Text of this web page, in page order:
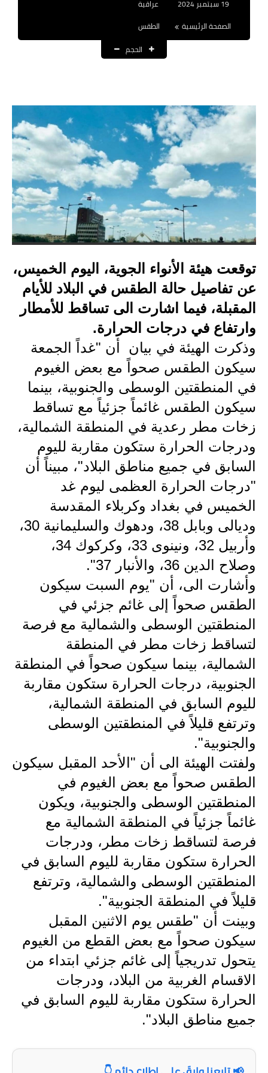
العقود والاجور اليومية
القروض والسلف
المنح المالية
قطع الاراضي
اخبار العراق
الاخبار السياسية
الاخبار الامنية
الاخبار الاقتصادية
الاخبار الرياضية
المدارس
اخبار وقرارات وزارة التربية
نتائج الامتحانات
المرحلة الابتدائية
المرحلة المتوسطة
المرحلة الاعدادية
اسئلة وزارية
المرحلة الابتدائية
المرحلة المتوسطة
المرحلة الاعدادية
مرشحات
المرحلة الابتدائية
المرحلة المتوسطة
المرحلة الاعدادية
كتب مدرسية
المرحلة الابتدائية
المرحلة المتوسطة
المرحلة الاعدادية
ملازم دراسية
المرحلة الابتدائية
المرحلة المتوسطة
المرحلة الاعدادية
المرحلة الابتدائية
المرحلة المتوسطة
مواضيع انشاء
عراقية
الصفحة الرئيسية
الطقس
الحجم
توقعت هيئة الأنواء الجوية، اليوم الخميس،
عن تفاصيل حالة الطقس في البلاد للأيام
المقبلة، فيما اشارت الى تساقط للأمطار
وارتفاع في درجات الحرارة.
وذكرت الهيئة في بيان أن "غداً الجمعة
سيكون الطقس صحواً مع بعض الغيوم
في المنطقتين الوسطى والجنوبية، بينما
سيكون الطقس غائماً جزئياً مع تساقط
زخات مطر رعدية في المنطقة الشمالية،
ودرجات الحرارة ستكون مقاربة لليوم
السابق في جميع مناطق البلاد"، مبيناً أن
"درجات الحرارة العظمى ليوم غد
الخميس في بغداد وكربلاء المقدسة
وديالى وبابل 38، ودهوك والسليمانية 30،
وأربيل 32، ونينوى 33، وكركوك 34،
وصلاح الدين 36، والأنبار 37".
وأشارت الى، أن "يوم السبت سيكون
الطقس صحواً إلى غائم جزئي في
المنطقتين الوسطى والشمالية مع فرصة
لتساقط زخات مطر في المنطقة
الشمالية، بينما سيكون صحواً في المنطقة
الجنوبية، درجات الحرارة ستكون مقاربة
لليوم السابق في المنطقة الشمالية،
وترتفع قليلاً في المنطقتين الوسطى
والجنوبية".
ولفتت الهيئة الى أن "الأحد المقبل سيكون
الطقس صحواً مع بعض الغيوم في
المنطقتين الوسطى والجنوبية، ويكون
غائماً جزئياً في المنطقة الشمالية مع
فرصة لتساقط زخات مطر، ودرجات
الحرارة ستكون مقاربة لليوم السابق في
المنطقتين الوسطى والشمالية، وترتفع
قليلاً في المنطقة الجنوبية".
وبينت أن "طقس يوم الاثنين المقبل
سيكون صحواً مع بعض القطع من الغيوم
يتحول تدريجياً إلى غائم جزئي ابتداء من
الاقسام الغربية من البلاد، ودرجات
الحرارة ستكون مقاربة لليوم السابق في
جميع مناطق البلاد".